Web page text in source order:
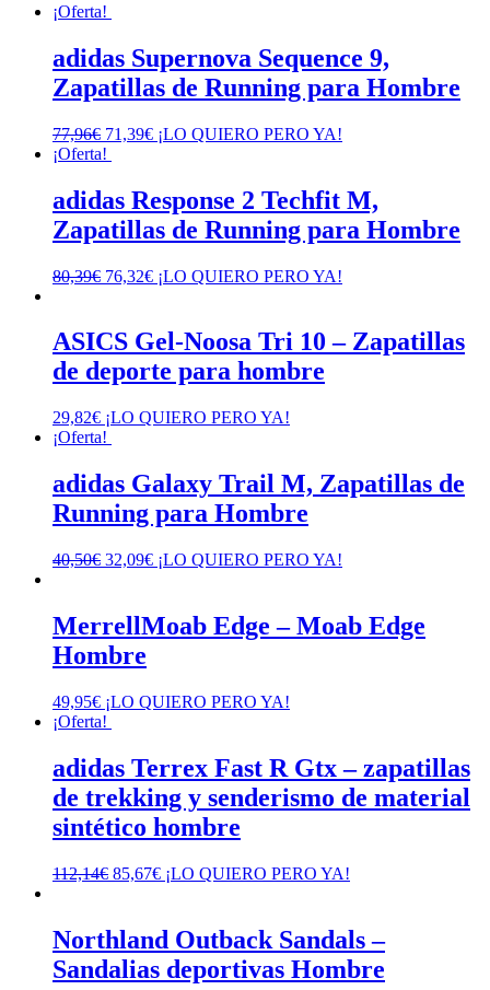
¡Oferta!
adidas Supernova Sequence 9,
Zapatillas de Running para Hombre
77,96€ El
precio
77,96€.
71,39€El
71,39€.
¡LO QUIERO PERO YA!
¡Oferta!
adidas Response 2 Techfit M,
Zapatillas de Running para Hombre
80,39€ El
era:
80,39€.
76,32€El
es:
76,32€.
¡LO QUIERO PERO YA!
ASICS Gel-Noosa Tri 10 – Zapatillas
de deporte para hombre
29,82€ ¡LO QUIERO PERO YA!
¡Oferta!
adidas Galaxy Trail M, Zapatillas de
Running para Hombre
40,50€ El
era:
40,50€.
32,09€El
es:
32,09€.
¡LO QUIERO PERO YA!
MerrellMoab Edge – Moab Edge
Hombre
49,95€ ¡LO QUIERO PERO YA!
¡Oferta!
adidas Terrex Fast R Gtx – zapatillas
de trekking y senderismo de material
sintético hombre
112,14€ El
era:
112,14€.
85,67€El
es:
85,67€.
¡LO QUIERO PERO YA!
Northland Outback Sandals –
Sandalias deportivas Hombre